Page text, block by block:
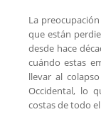
La
que están
desde hace
cuándo estas
llevar al
Occidental, lo
costas de todo